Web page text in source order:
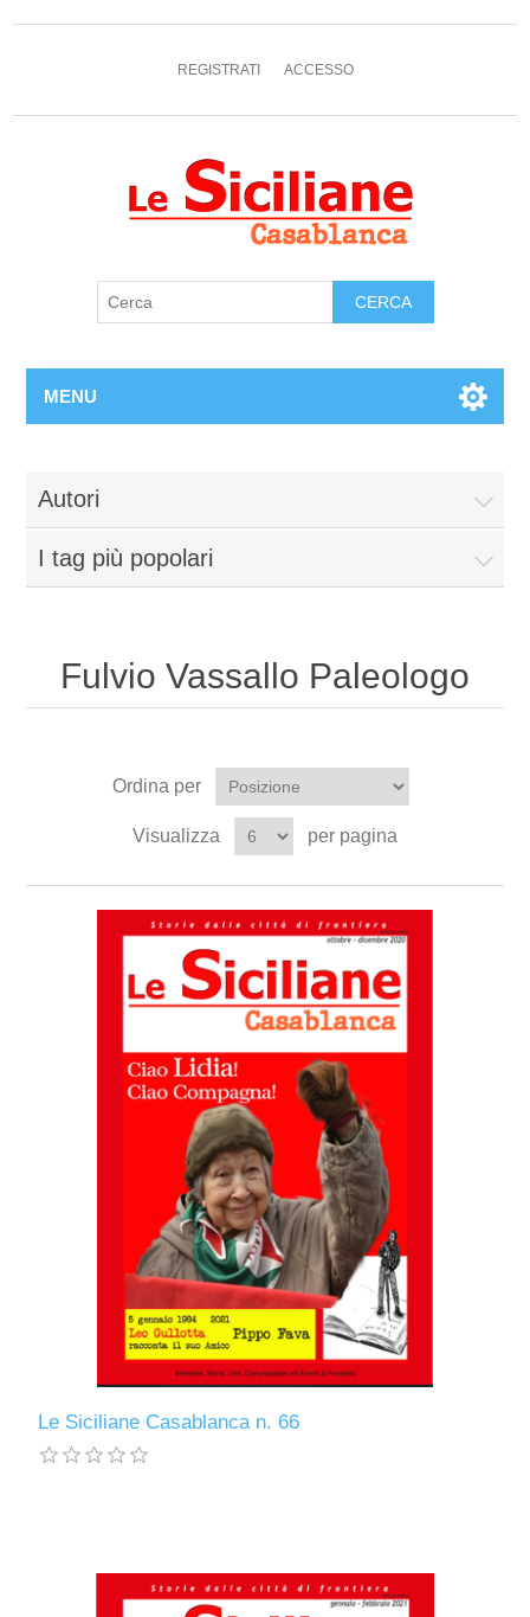
REGISTRATI ACCESSO
MENU
Autori
I tag più popolari
Fulvio Vassallo Paleologo
Ordina per
Visualizza per pagina
Le Siciliane Casablanca n. 66